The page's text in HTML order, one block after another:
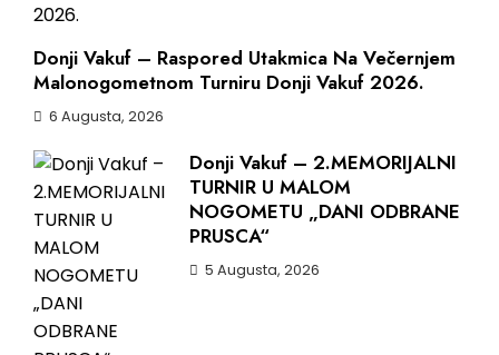
Donji Vakuf – Raspored Utakmica Na Večernjem
Malonogometnom Turniru Donji Vakuf 2026.
6 Augusta, 2026
Donji Vakuf – 2.MEMORIJALNI
TURNIR U MALOM
NOGOMETU „DANI ODBRANE
PRUSCA“
5 Augusta, 2026